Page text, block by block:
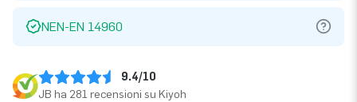
NEN-EN 14960
9.4/10
JB ha 281 recensioni su Kiyoh